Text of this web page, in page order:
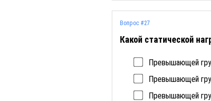
Вопрос #27
Какой статической
Превышающей
Превышающей
Превышающей